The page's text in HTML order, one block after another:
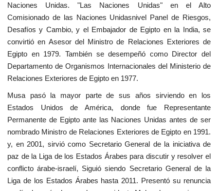
Noticias
Nuestras Referencias
Ciudadano Global
Líderes
Documentos
Oportunidades
vídeos
Naciones Unidas. "Las Naciones Unidas" en el Alto
Comisionado de las Naciones Unidasnivel Panel de Riesgos,
Desafíos y Cambio, y el Embajador de Egipto en la India, se
convirtió en Asesor del Ministro de Relaciones Exteriores de
Egipto en 1979. También se desempeñó como Director del
Departamento de Organismos Internacionales del Ministerio de
Relaciones Exteriores de Egipto en 1977.
Musa pasó la mayor parte de sus años sirviendo en los
Estados Unidos de América, donde fue Representante
Permanente de Egipto ante las Naciones Unidas antes de ser
nombrado Ministro de Relaciones Exteriores de Egipto en 1991.
y, en 2001, sirvió como Secretario General de la iniciativa de
paz de la Liga de los Estados Árabes para discutir y resolver el
conflicto árabe-israelí, Siguió siendo Secretario General de la
Liga de los Estados Árabes hasta 2011. Presentó su renuncia